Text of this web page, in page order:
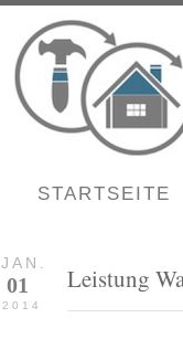
STARTSEITE
JAN.
01
2014
Leistung